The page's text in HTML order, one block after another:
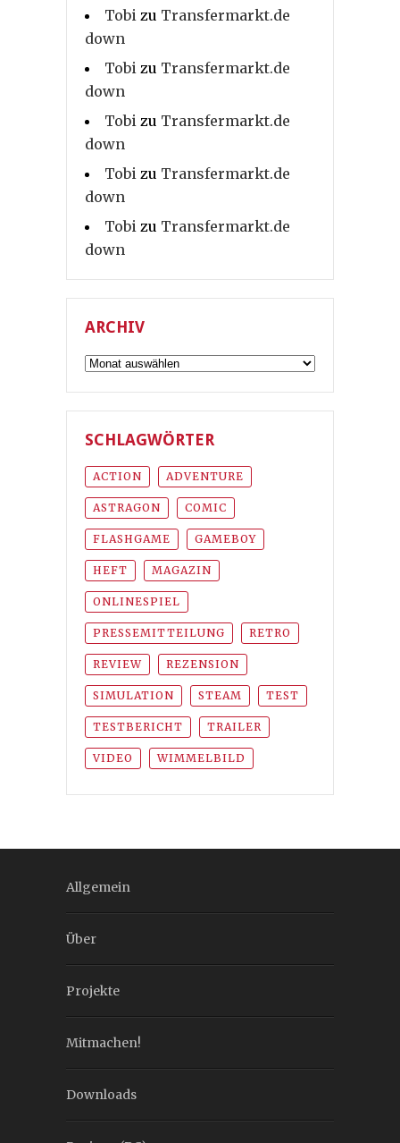
Tobi zu Transfermarkt.de
down
Tobi zu Transfermarkt.de
down
Tobi zu Transfermarkt.de
down
Tobi zu Transfermarkt.de
down
Tobi zu Transfermarkt.de
down
ARCHIV
Archiv
SCHLAGWÖRTER
ACTION ADVENTURE
ASTRAGON COMIC
FLASHGAME GAMEBOY
HEFT MAGAZIN
ONLINESPIEL
PRESSEMITTEILUNG RETRO
REVIEW REZENSION
SIMULATION STEAM TEST
TESTBERICHT TRAILER
VIDEO WIMMELBILD
Allgemein
Über
Projekte
Mitmachen!
Downloads